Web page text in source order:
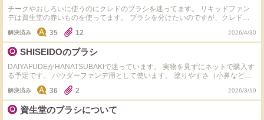
チークやおしろいに使うのにクレドのブラシを迷ってます。 リキッドファン
デは資生堂の赤いものを使ってます。 ブラシを分けたいのですが、クレドの
はどうでしょうかね？
解決済み 35 12 2026/4/30
SHISEIDOのブラシ
DAIYAFUDEかHANATSUBAKIで迷っています。 実物を見ずにネットで購入す
る予定です。 パウダーファンデ用として使います。 塗りやすさ（小鼻なども
塗りやすいか）や、両方持っている方はこの二つの違いやそれぞれの特長を教
えてほしいです。
解決済み 36 2 2026/3/19
資生堂のブラシについて